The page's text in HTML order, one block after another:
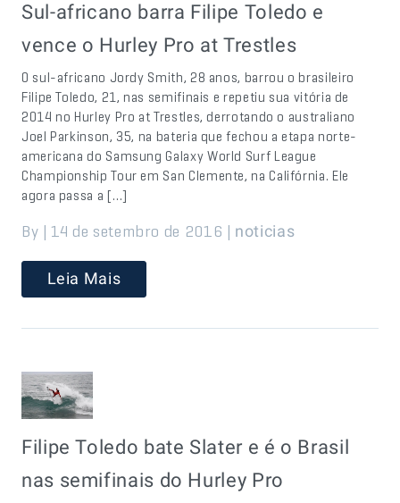
Sul-africano barra Filipe Toledo e
vence o Hurley Pro at Trestles
O sul-africano Jordy Smith, 28 anos, barrou o brasileiro
Filipe Toledo, 21, nas semifinais e repetiu sua vitória de
2014 no Hurley Pro at Trestles, derrotando o australiano
Joel Parkinson, 35, na bateria que fechou a etapa norte-
americana do Samsung Galaxy World Surf League
Championship Tour em San Clemente, na Califórnia. Ele
agora passa a […]
By | 14 de setembro de 2016 | noticias
Leia Mais
Filipe Toledo bate Slater e é o Brasil
nas semifinais do Hurley Pro